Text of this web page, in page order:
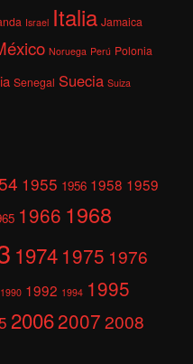
Israel Italia Jamaica
Noruega Perú Polonia
Senegal Suecia Suiza
1955 1956 1958 1959
1966 1968
1974 1975 1976
1990 1992 1994 1995
200620072008